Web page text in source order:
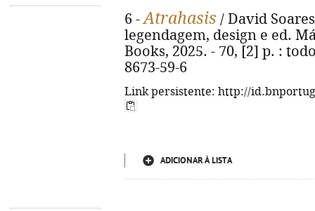
6 -Atrahasis / David
legendagem, design e ed.
Books, 2025. - 70, [2] p. :
8673-59-6
Link persistente: http://
ADICIONAR À LISTA